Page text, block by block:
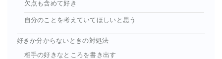
欠点も含めて好き
自分のことを考えていてほしいと思う
好きか分からないときの対処法
相手の好きなところを書き出す